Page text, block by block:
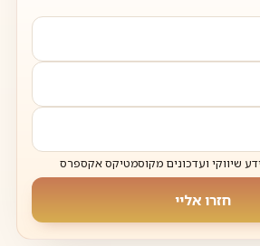
שיווקי ועדכונים מקוסמטיקס אקספרס
חזרו אליי